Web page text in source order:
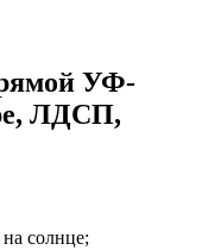
УФ-
ЛДСП,
солнце;